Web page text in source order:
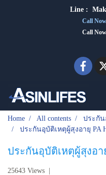
Line :
Call Now
Call
Home All contents
ประกัน
ประกันอุบัติเหตุผู้สุงอายุ PA
ประกันอุบัติเหตุผู้สุงอายุ
25643 Views